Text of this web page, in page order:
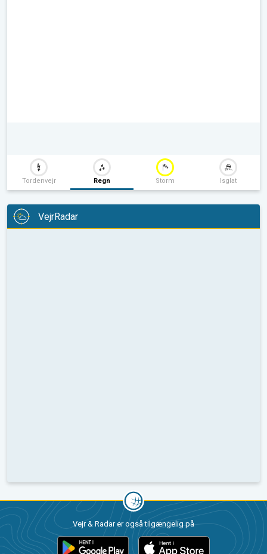
Tordenvejr Regn Storm Isglat
VejrRadar
Vejr & Radar er også tilgængelig på